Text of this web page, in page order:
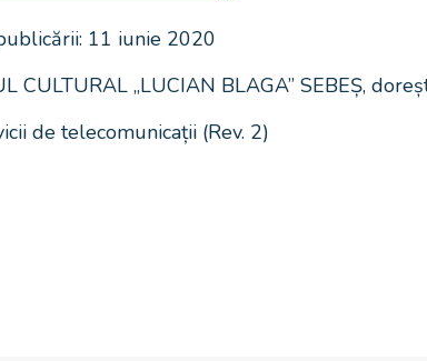
11 iunie 2020
CULTURAL „LUCIAN BLAGA” SEBEȘ,
de telecomunicații (Rev. 2)